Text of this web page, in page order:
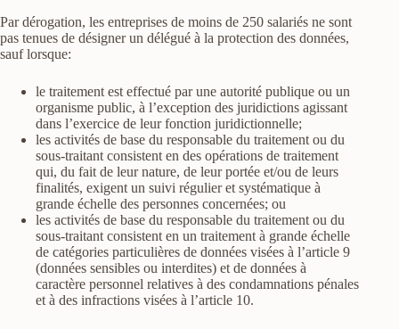
Par dérogation, les entreprises de moins de 250 salariés ne sont
pas tenues de désigner un délégué à la protection des données,
sauf lorsque:
le traitement est effectué par une autorité publique ou un
organisme public, à l’exception des juridictions agissant
dans l’exercice de leur fonction juridictionnelle;
les activités de base du responsable du traitement ou du
sous-traitant consistent en des opérations de traitement
qui, du fait de leur nature, de leur portée et/ou de leurs
finalités, exigent un suivi régulier et systématique à
grande échelle des personnes concernées; ou
les activités de base du responsable du traitement ou du
sous-traitant consistent en un traitement à grande échelle
de catégories particulières de données visées à l’article 9
(données sensibles ou interdites) et de données à
caractère personnel relatives à des condamnations pénales
et à des infractions visées à l’article 10.